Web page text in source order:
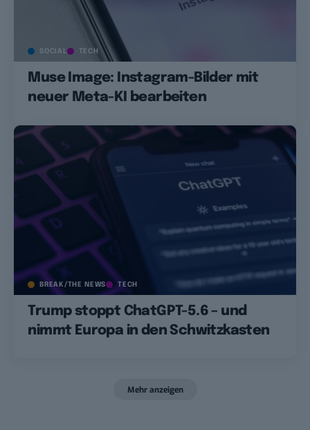
SOCIAL TECH
Muse Image: Instagram-Bilder mit
neuer Meta-KI bearbeiten
BREAK/THE NEWS TECH
Trump stoppt ChatGPT-5.6 – und
nimmt Europa in den Schwitzkasten
Mehr anzeigen